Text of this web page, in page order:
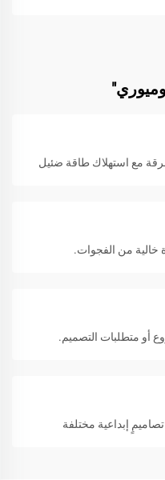
مع استهلاك طاقة ضئيل
أو متطلبات التصميم.
إبداعية مختلفة